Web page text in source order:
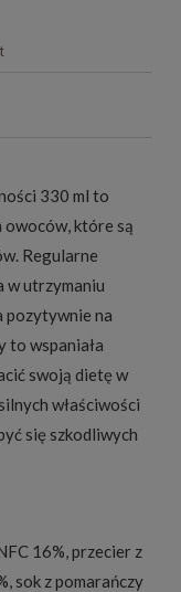
330 ml to
które są
Regularne
w utrzymaniu
pozytywnie na
to wspaniała
swoją dietę w
właściwości
się szkodliwych
16%, przecier z
sok z pomarańczy